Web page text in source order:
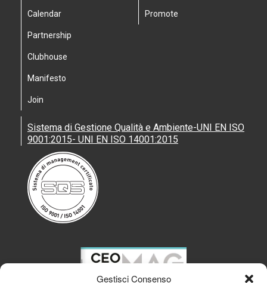
Gestisci Consenso
Calendar
Partnership
Clubhouse
Manifesto
Join
Promote
Sistema di Gestione Qualità e Ambiente-UNI EN ISO
9001:2015- UNI EN ISO 14001:2015